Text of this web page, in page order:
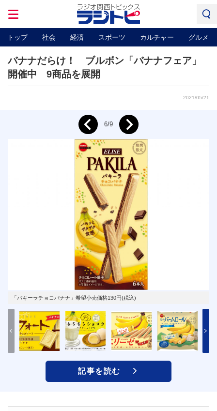
トップ 社会 経済 スポーツ カルチャー グルメ
バナナだらけ！ ブルボン「バナナフェア」
開催中 9商品を展開
2021/05/21
「パキーラチョコバナナ」希望小売価格130円(税込)
Prev 6/9 Next
記事を読む